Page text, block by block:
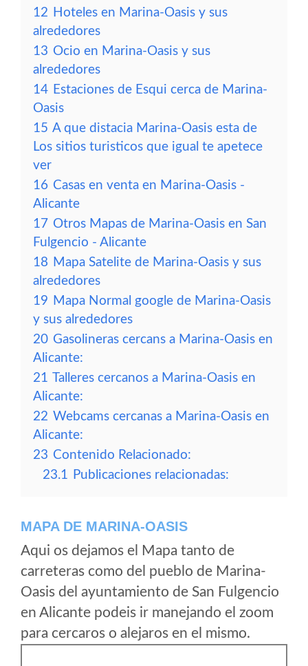
12 Hoteles en Marina-Oasis y sus
alrededores
13 Ocio en Marina-Oasis y sus
alrededores
14 Estaciones de Esqui cerca de Marina-
Oasis
15 A que distacia Marina-Oasis esta de
Los sitios turisticos que igual te apetece
ver
16 Casas en venta en Marina-Oasis -
Alicante
17 Otros Mapas de Marina-Oasis en San
Fulgencio - Alicante
18 Mapa Satelite de Marina-Oasis y sus
alrededores
19 Mapa Normal google de Marina-Oasis
y sus alrededores
20 Gasolineras cercans a Marina-Oasis en
Alicante:
21 Talleres cercanos a Marina-Oasis en
Alicante:
22 Webcams cercanas a Marina-Oasis en
Alicante:
23 Contenido Relacionado:
23.1 Publicaciones relacionadas:
MAPA DE MARINA-OASIS
Aqui os dejamos el Mapa tanto de
carreteras como del pueblo de Marina-
Oasis del ayuntamiento de San Fulgencio
en Alicante podeis ir manejando el zoom
para cercaros o alejaros en el mismo.